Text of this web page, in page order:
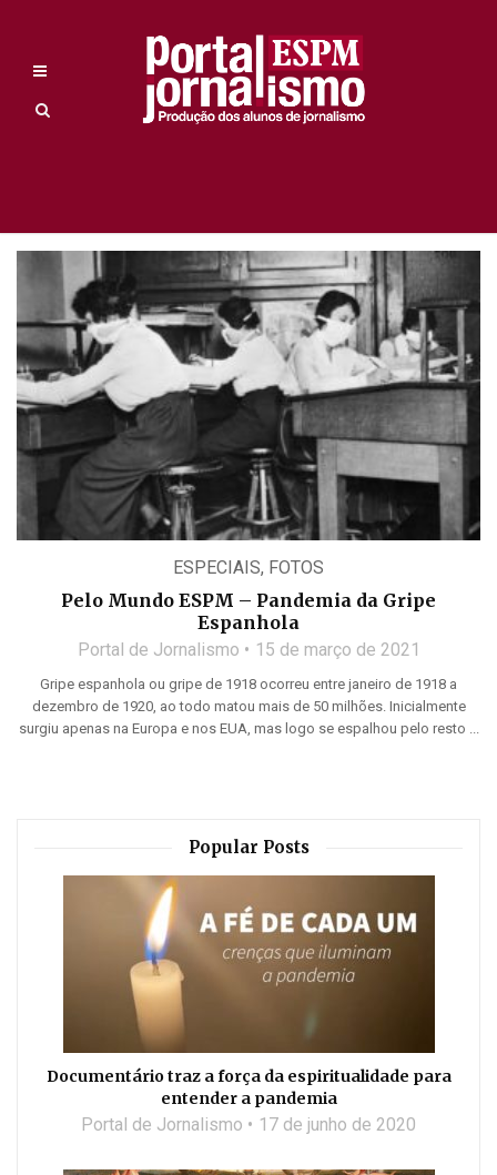
ESPECIAIS, FOTOS
Pelo Mundo ESPM – Pandemia da Gripe
Espanhola
Portal de Jornalismo 15 de março de 2021
Gripe espanhola ou gripe de 1918 ocorreu entre janeiro de 1918 a
dezembro de 1920, ao todo matou mais de 50 milhões. Inicialmente
surgiu apenas na Europa e nos EUA, mas logo se espalhou pelo resto ...
Popular Posts
Documentário traz a força da espiritualidade para
entender a pandemia
Portal de Jornalismo 17 de junho de 2020